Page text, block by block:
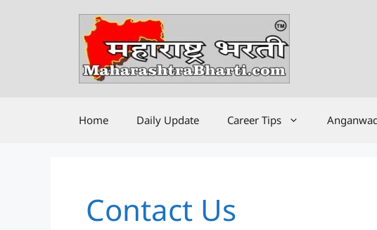
Home Daily Update Career Tips
Contact Us